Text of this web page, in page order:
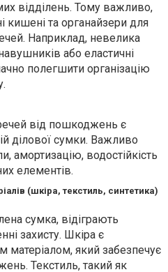
відділень. Тому важливо,
кишені та органайзери для
Наприклад, невелика
або еластичні
полегшити організацію
від пошкоджень є
ділової сумки. Важливо
амортизацію, водостійкість
елементів.
(шкіра, текстиль, синтетика)
сумка, відіграють
захисту. Шкіра є
матеріалом, який забезпечує
Текстиль, такий як